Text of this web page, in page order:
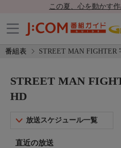
この夏、心を動かす
番組表 STREET MAN FIGHTER
STREET MAN
HD
放送スケジュール一覧
直近の放送